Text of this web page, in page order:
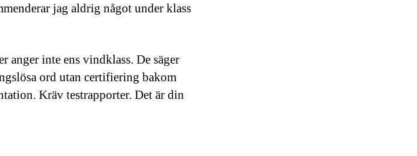
jag aldrig något under klass
anger inte ens vindklass. De säger
ord utan certifiering bakom
Kräv testrapporter. Det är din